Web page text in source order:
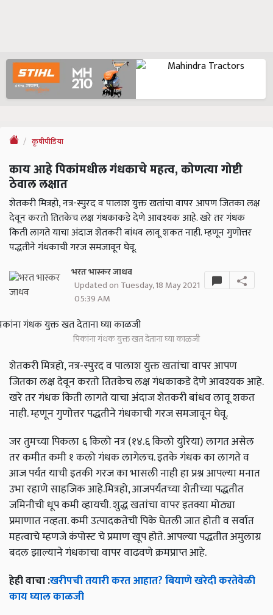
कृषीपीडिया
काय आहे पिकांमधील गंधकाचे महत्व, कोणत्या गोष्टी
ठेवाल लक्षात
शेतकरी मित्रहो, नत्र-स्पुरद व पालाश युक्त खतांचा वापर आपण जितका लक्ष
देवून करतो तितकेच लक्ष गंधकाकडे देणे आवश्यक आहे. खरे तर गंधक
किती लागते याचा अंदाज शेतकरी बांधव लावू शकत नाही. म्हणून गुणोत्तर
पद्धतीने गंधकाची गरज समजावून घेवू.
भरत भास्कर जाधव
Updated on Tuesday, 18 May 2021
05:39 AM
पिकांना गंधक युक्त खत देताना घ्या काळजी
शेतकरी मित्रहो, नत्र-स्पुरद व पालाश युक्त खतांचा वापर आपण
जितका लक्ष देवून करतो तितकेच लक्ष गंधकाकडे देणे आवश्यक आहे.
खरे तर गंधक किती लागते याचा अंदाज शेतकरी बांधव लावू शकत
नाही. म्हणून गुणोत्तर पद्धतीने गंधकाची गरज समजावून घेवू.
जर तुमच्या पिकला ६ किलो नत्र (१४.६ किलो युरिया) लागत असेल
तर कमीत कमी १ कलो गंधक लागेलच. इतके गंधक का लागते व
आज पर्यंत याची इतकी गरज का भासली नाही हा प्रश्न आपल्या मनात
उभा रहाणे साहजिक आहे.मित्रहो, आजपर्यंतच्या शेतीच्या पद्धतीत
जमिनीची धूप कमी व्हायची. शुद्ध खतांचा वापर इतक्या मोठ्या
प्रमाणात नव्हता. कमी उत्पादकतेची पिके घेतली जात होती व सर्वात
महत्वाचे म्हणजे कंपोस्ट चे प्रमाण खूप होते. आपल्या पद्धतीत अमुलाग्र
बदल झाल्याने गंधकाचा वापर वाढवणे क्रमप्राप्त आहे.
हेही वाचा :खरीपची तयारी करत आहात? बियाणे खरेदी करतेवेळी
काय घ्याल काळजी